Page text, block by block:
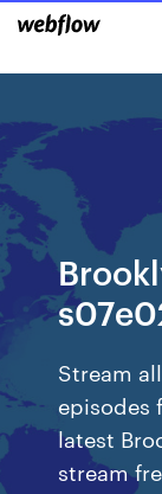
Stream
episodes
latest
stream